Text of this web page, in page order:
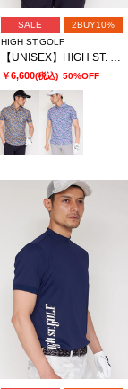
SALE
2BUY10%
HIGH ST.GOLF
￥6,600(税込) 50%OFF